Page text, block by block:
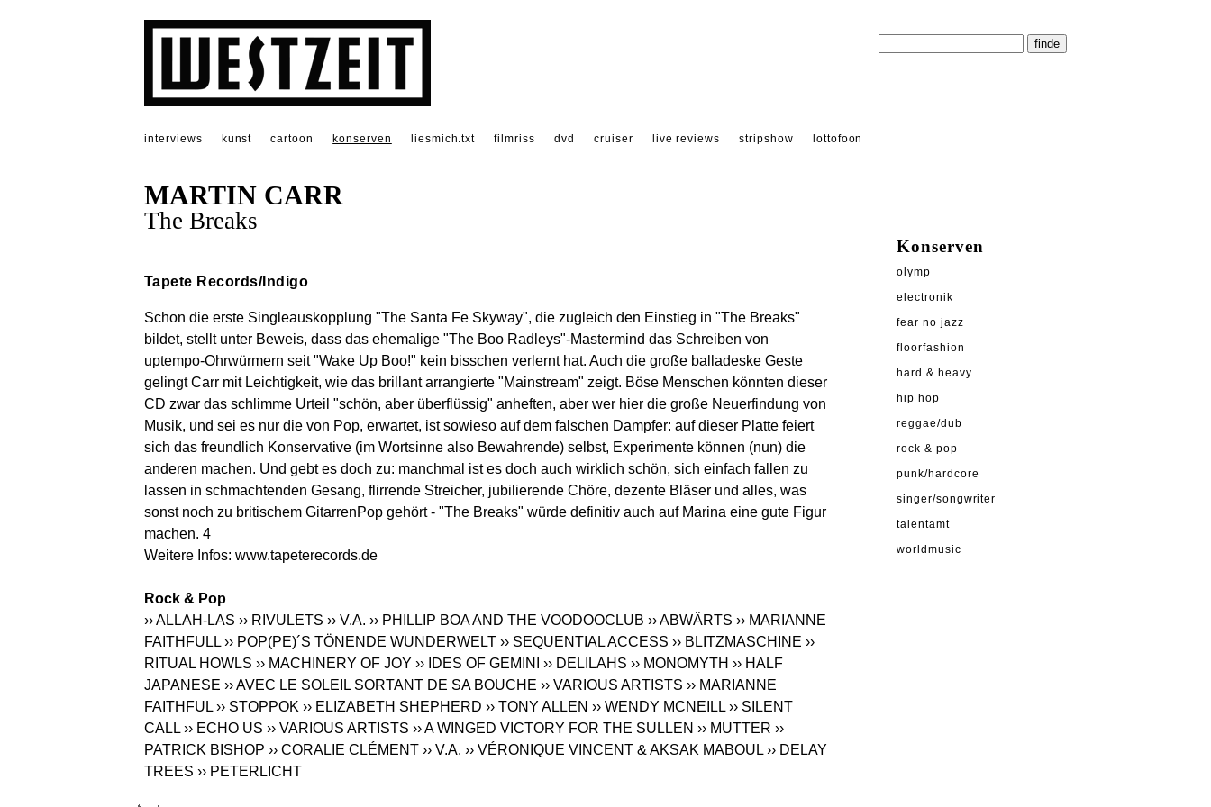
interviews kunst cartoon konserven liesmich.txt filmriss dvd cruiser live reviews stripshow lottofoon
MARTIN CARR
The Breaks
Tapete Records/Indigo
Schon die erste Singleauskopplung "The Santa Fe Skyway", die zugleich den Einstieg in "The Breaks"
bildet, stellt unter Beweis, dass das ehemalige "The Boo Radleys"-Mastermind das Schreiben von
uptempo-Ohrwürmern seit "Wake Up Boo!" kein bisschen verlernt hat. Auch die große balladeske Geste
gelingt Carr mit Leichtigkeit, wie das brillant arrangierte "Mainstream" zeigt. Böse Menschen könnten dieser
CD zwar das schlimme Urteil "schön, aber überflüssig" anheften, aber wer hier die große Neuerfindung von
Musik, und sei es nur die von Pop, erwartet, ist sowieso auf dem falschen Dampfer: auf dieser Platte feiert
sich das freundlich Konservative (im Wortsinne also Bewahrende) selbst, Experimente können (nun) die
anderen machen. Und gebt es doch zu: manchmal ist es doch auch wirklich schön, sich einfach fallen zu
lassen in schmachtenden Gesang, flirrende Streicher, jubilierende Chöre, dezente Bläser und alles, was
sonst noch zu britischem GitarrenPop gehört - "The Breaks" würde definitiv auch auf Marina eine gute Figur
machen. 4
Weitere Infos: www.tapeterecords.de
Rock & Pop
›› ALLAH-LAS ›› RIVULETS ›› V.A. ›› PHILLIP BOA AND THE VOODOOCLUB ›› ABWÄRTS ›› MARIANNE
FAITHFULL ›› POP(PE)´S TÖNENDE WUNDERWELT ›› SEQUENTIAL ACCESS ›› BLITZMASCHINE ››
RITUAL HOWLS ›› MACHINERY OF JOY ›› IDES OF GEMINI ›› DELILAHS ›› MONOMYTH ›› HALF
JAPANESE ›› AVEC LE SOLEIL SORTANT DE SA BOUCHE ›› VARIOUS ARTISTS ›› MARIANNE
FAITHFUL ›› STOPPOK ›› ELIZABETH SHEPHERD ›› TONY ALLEN ›› WENDY MCNEILL ›› SILENT
CALL ›› ECHO US ›› VARIOUS ARTISTS ›› A WINGED VICTORY FOR THE SULLEN ›› MUTTER ››
PATRICK BISHOP ›› CORALIE CLÉMENT ›› V.A. ›› VÉRONIQUE VINCENT & AKSAK MABOUL ›› DELAY
TREES ›› PETERLICHT
Konserven
olymp
electronik
fear no jazz
floorfashion
hard & heavy
hip hop
reggae/dub
rock & pop
punk/hardcore
singer/songwriter
talentamt
worldmusic